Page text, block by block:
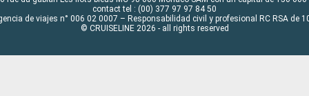
contact tel : (00) 377 97 97 84 50
de viajes n° 006 02 0007 – Responsabilidad civil y profesional RC RSA de
© CRUISELINE 2026 - all rights reserved